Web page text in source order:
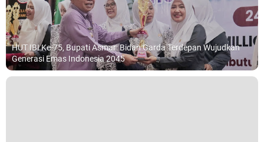
HUT IBI Ke-75, Bupati Asmar: Bidan Garda Terdepan Wujudkan
Generasi Emas Indonesia 2045